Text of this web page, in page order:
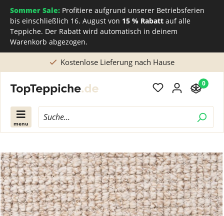
Sommer Sale: Profitiere aufgrund unserer Betriebsferien
bis einschließlich 16. August von 15 % Rabatt auf alle
Teppiche. Der Rabatt wird automatisch in deinem
Warenkorb abgezogen.
Direkt beim Teppichhersteller kaufen
menu
0